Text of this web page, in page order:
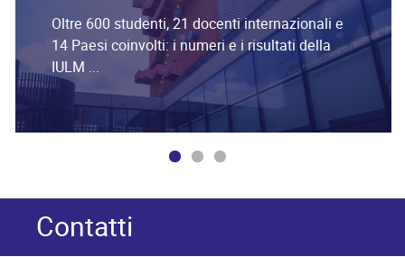
Oltre 600 studenti, 21 docenti internazionali e
14 Paesi coinvolti: i numeri e i risultati della
IULM ...
Contatti